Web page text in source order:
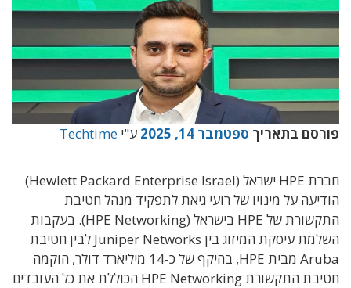
פורסם בתאריך ספטמבר 14, 2025 ע"י Techtime
חברת HPE ישראל (Hewlett Packard Enterprise Israel)
הודיעה על מינויו של רועי גיאתלתפקיד מנהל חטיבת
התקשורת של HPE בישראל (HPE Networking).
בעקבות
השלמת עיסקת המיזוג בין Juniper Networks לבין חטיבת
Aruba מבית HPE, בהיקף של כ-14 מיליארד דולר, הוקמה
חטיבת התקשורת
HPE Networking הכוללת את כל העובדים